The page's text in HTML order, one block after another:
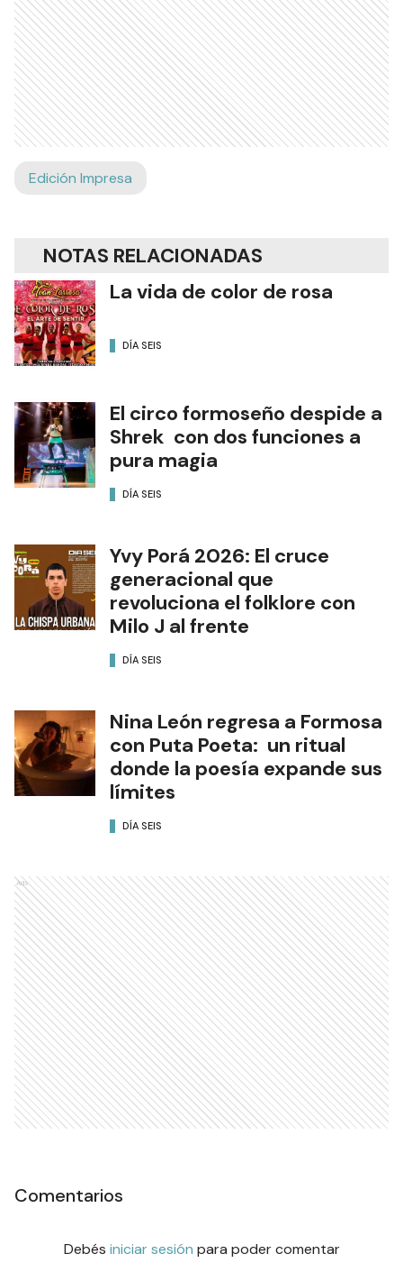
Edición Impresa
NOTAS RELACIONADAS
La vida de color de rosa
DÍA SEIS
El circo formoseño despide a
Shrek con dos funciones a
pura magia
DÍA SEIS
Yvy Porá 2026: El cruce
generacional que
revoluciona el folklore con
Milo J al frente
DÍA SEIS
Nina León regresa a Formosa
con Puta Poeta: un ritual
donde la poesía expande sus
límites
DÍA SEIS
Ads
Comentarios
Debés iniciar sesión para poder comentar